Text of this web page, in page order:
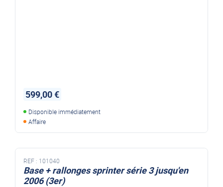
599,00 €
Disponible immédiatement
Affaire
REF : 101040
Base + rallonges sprinter série 3 jusqu'en
2006 (3er)